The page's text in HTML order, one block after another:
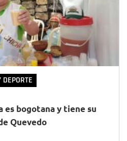
es bogotana y tiene su
Quevedo